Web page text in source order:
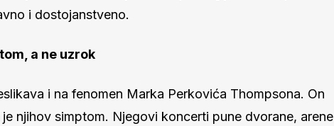
i dostojanstveno.
a ne uzrok
i na fenomen Marka Perkovića Thompsona. On
njihov simptom. Njegovi koncerti pune dvorane, arene